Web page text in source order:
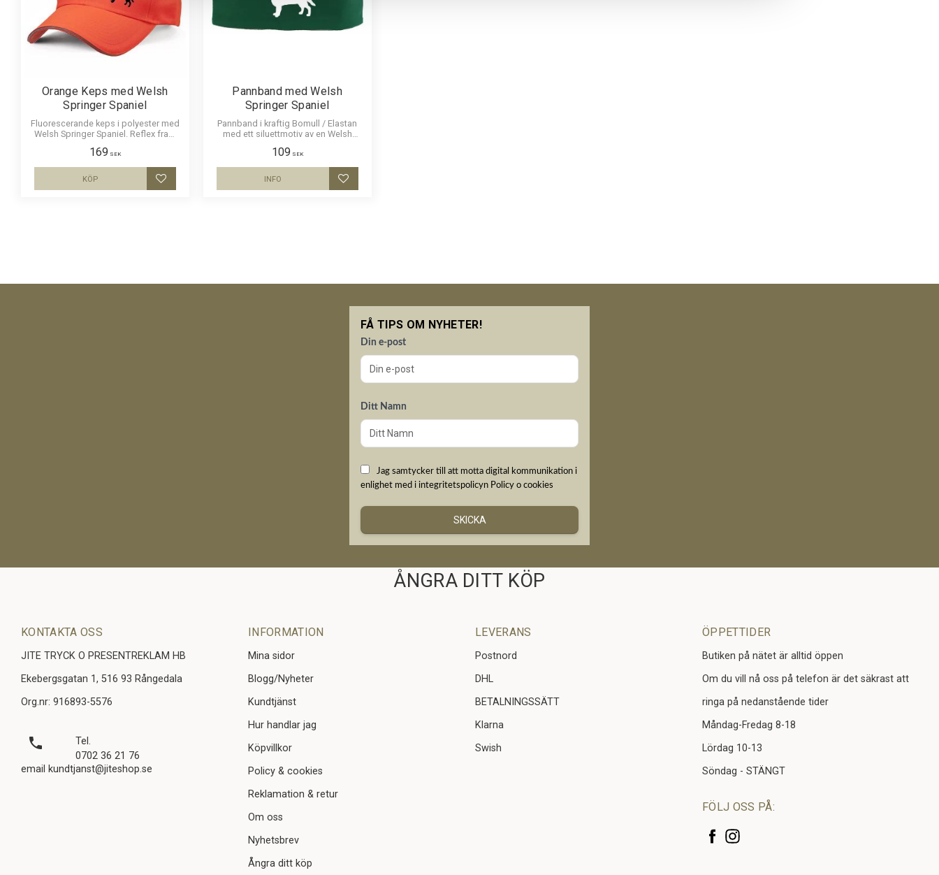
Orange Keps med Welsh
Springer Spaniel
Fluorescerande keps i polyester med
Welsh Springer Spaniel. Reflex fram
169 SEK
Lägg till i favoriter
KÖP
Pannband med Welsh
Springer Spaniel
Pannband i kraftig Bomull / Elastan
med ett siluettmotiv av en Welsh
109 SEK
Lägg till i favoriter
INFO
FÅ TIPS OM NYHETER!
Din e-post
Ditt Namn
Jag samtycker till att motta digital kommunikation i
enlighet med i integritetspolicyn Policy o cookies
SKICKA
ÅNGRA DITT KÖP
KONTAKTA OSS
JITE TRYCK O PRESENTREKLAM HB
Ekebergsgatan 1, 516 93 Rångedala
Org.nr: 916893-5576
local_phone
Tel.
0702 36 21 76
email kundtjanst@jiteshop.se
INFORMATION
Mina sidor
Blogg/Nyheter
Kundtjänst
Hur handlar jag
Köpvillkor
Policy & cookies
Reklamation & retur
Om oss
Nyhetsbrev
Ångra ditt köp
LEVERANS
Postnord
DHL
BETALNINGSSÄTT
Klarna
Swish
ÖPPETTIDER
Butiken på nätet är alltid öppen
Om du vill nå oss på telefon är det säkrast att
ringa på nedanstående tider
Måndag-Fredag 8-18
Lördag 10-13
Söndag - STÄNGT
FÖLJ OSS PÅ: